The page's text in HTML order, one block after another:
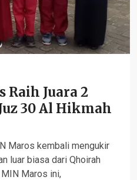
Raih Juara 2
30 Al Hikmah
Maros kembali mengukir
luar biasa dari Qhoirah
Maros ini,